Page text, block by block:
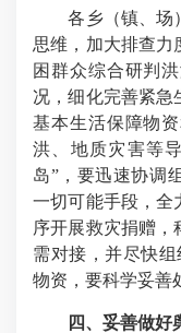
各乡（镇、场）
思维，加大排查力
困群众综合研判
况，细化完善紧急
基本生活保障物
洪、地质灾害等
岛”，要迅速协调
一切可能手段，全
序开展救灾捐赠
需对接，并尽快
物资，要科学妥善
四、妥善做好